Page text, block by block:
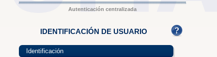
Autenticación centralizada
IDENTIFICACIÓN DE USUARIO
Identificación